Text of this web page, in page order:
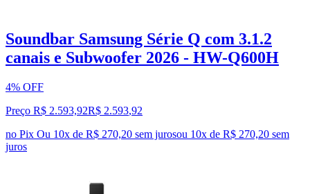
Soundbar Samsung Série Q com 3.1.2
canais e Subwoofer 2026 - HW-Q600H
4% OFF
Preço R$ 2.593,92R$ 2.593,92
no Pix Ou 10x de R$ 270,20 sem jurosou 10x de R$ 270,20 sem
juros